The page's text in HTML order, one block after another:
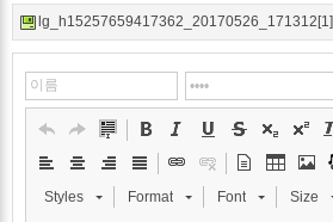
Styles Format Font Size